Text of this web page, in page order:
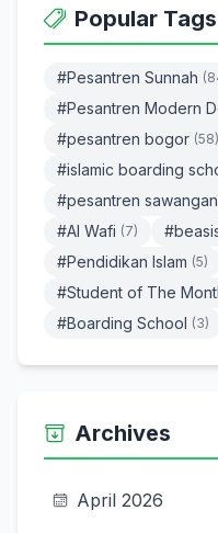
Popular Tags
#Pesantren Sunnah
#Pesantren Modern
#pesantren bogor (58)
#islamic boarding
#pesantren sawangan
#Al Wafi (7)
#Pendidikan Islam (5)
#Student of The
#Boarding School (3)
Archives
April 2026